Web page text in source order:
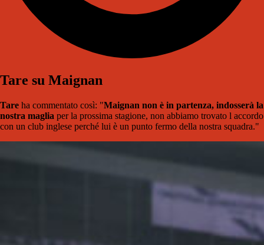
Tare su Maignan
Tare ha commentato così: "Maignan non è in partenza, indosserà la
nostra maglia per la prossima stagione, non abbiamo trovato l accordo
con un club inglese perché lui è un punto fermo della nostra squadra."